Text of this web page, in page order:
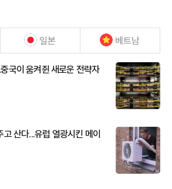
일본 베트남
국이 움켜쥔 새로운 전략자
산다...유럽 열광시킨 메이